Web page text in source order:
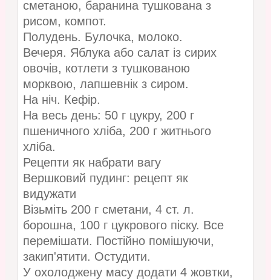
сметаною, баранина тушкована з
рисом, компот.
Полудень. Булочка, молоко.
Вечеря. Яблука або салат із сирих
овочів, котлети з тушкованою
морквою, лапшевнік з сиром.
На ніч. Кефір.
На весь день: 50 г цукру, 200 г
пшеничного хліба, 200 г житнього
хліба.
Рецепти як набрати вагу
Вершковий пудинг: рецепт як
видужати
Візьміть 200 г сметани, 4 ст. л.
борошна, 100 г цукрового піску. Все
перемішати. Постійно помішуючи,
закип'ятити. Остудити.
У охолоджену масу додати 4 жовтки,